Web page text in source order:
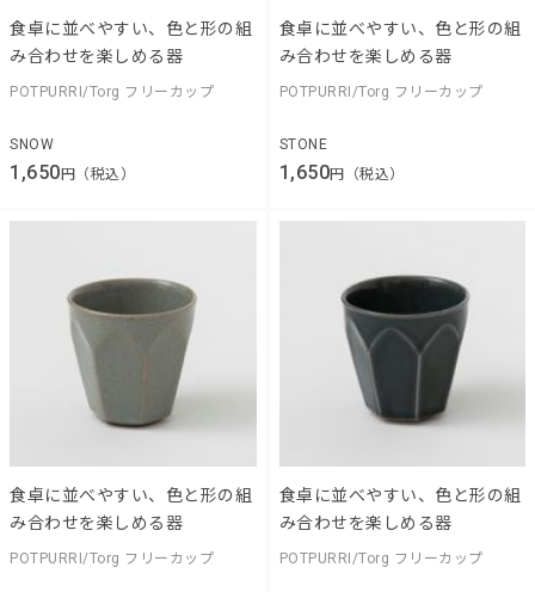
食卓に並べやすい、色と形の組
み合わせを楽しめる器
POTPURRI/Torg フリーカップ
SNOW
1,650円（税込）
食卓に並べやすい、色と形の組
み合わせを楽しめる器
POTPURRI/Torg フリーカップ
STONE
1,650円（税込）
食卓に並べやすい、色と形の組
み合わせを楽しめる器
POTPURRI/Torg フリーカップ
食卓に並べやすい、色と形の組
み合わせを楽しめる器
POTPURRI/Torg フリーカップ